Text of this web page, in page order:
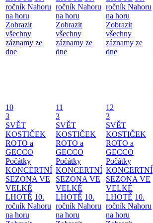
ročník Nahoru
na horu
Zobrazit
všechny
záznamy ze
dne
ročník Nahoru
na horu
Zobrazit
všechny
záznamy ze
dne
ročník Nahoru
na horu
Zobrazit
všechny
záznamy ze
dne
10
3
SVĚT
KOSTIČEK
ROTO a
GECCO
Počátky
KONCERTNÍ
SEZONA VE
VELKÉ
LHOTĚ 10.
ročník Nahoru
na horu
11
3
SVĚT
KOSTIČEK
ROTO a
GECCO
Počátky
KONCERTNÍ
SEZONA VE
VELKÉ
LHOTĚ 10.
ročník Nahoru
na horu
12
3
SVĚT
KOSTIČEK
ROTO a
GECCO
Počátky
KONCERTNÍ
SEZONA VE
VELKÉ
LHOTĚ 10.
ročník Nahoru
na horu